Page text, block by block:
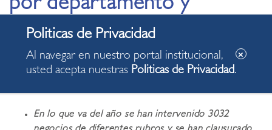
por departamento y
supermercados del
distrito
En lo que va del año se han intervenido 3032
Al navegar en nuestro portal institucional,
usted acepta nuestras Politicas de Privacidad.